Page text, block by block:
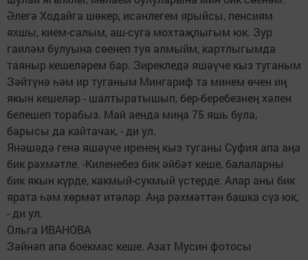
Әлегә Ходайга шөкер, исәнлегем ярыйсы, пенсиям
яхшы, кием-салым, аш-суга мохтаҗлыгым юк. Зур
гаиләм булуына сөенеп туя алмыйм, картлыгымда
таяныр кешеләрем бар. Зирекледә яшәүче кыз туганым
Зәйтүнә һәм ир туганым Мингариф та минем өчен иң
якын кешеләр - шалтыратышып, бер-беребезнең хәлен
белешеп торабыз. Май аенда миңа 75 яшь була,
барысы да кайтачак, - ди ул.
Янәшәдә генә яшәүче иренең кыз туганы Суфия апа аңа
бик рәхмәтле. -Киленебез бик әйбәт кеше, балаларны
бик якын күрде, какмый-сукмый үстерде. Алар аны бик
ярата һәм хөрмәт итәләр. Аңа рәхмәттән башка сүз юк,
- ди ул.
Ольга ИВАНОВА
Зәйнәп апа боекмас кеше. Азат Мусин фотосы